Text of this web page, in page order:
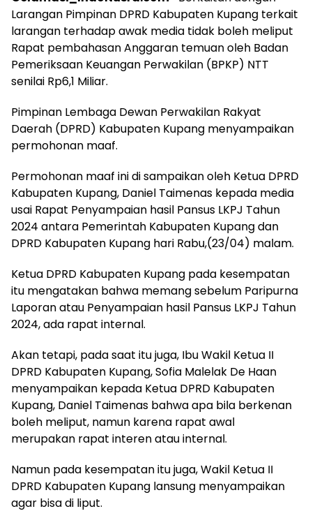
Larangan Pimpinan DPRD Kabupaten Kupang terkait
larangan terhadap awak media tidak boleh meliput
Rapat pembahasan Anggaran temuan oleh Badan
Pemeriksaan Keuangan Perwakilan (BPKP) NTT
senilai Rp6,1 Miliar.
Pimpinan Lembaga Dewan Perwakilan Rakyat
Daerah (DPRD) Kabupaten Kupang menyampaikan
permohonan maaf.
Permohonan maaf ini di sampaikan oleh Ketua DPRD
Kabupaten Kupang, Daniel Taimenas kepada media
usai Rapat Penyampaian hasil Pansus LKPJ Tahun
2024 antara Pemerintah Kabupaten Kupang dan
DPRD Kabupaten Kupang hari Rabu,(23/04) malam.
Ketua DPRD Kabupaten Kupang pada kesempatan
itu mengatakan bahwa memang sebelum Paripurna
Laporan atau Penyampaian hasil Pansus LKPJ Tahun
2024, ada rapat internal.
Akan tetapi, pada saat itu juga, Ibu Wakil Ketua II
DPRD Kabupaten Kupang, Sofia Malelak De Haan
menyampaikan kepada Ketua DPRD Kabupaten
Kupang, Daniel Taimenas bahwa apa bila berkenan
boleh meliput, namun karena rapat awal
merupakan rapat interen atau internal.
Namun pada kesempatan itu juga, Wakil Ketua II
DPRD Kabupaten Kupang lansung menyampaikan
agar bisa di liput.